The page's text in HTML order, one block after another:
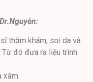
thăm khám, soi da và
đó đưa ra liệu trình
xăm